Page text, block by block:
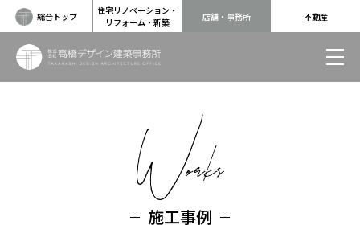
総合トップ
住宅リノベーション・
リフォーム・新築
店舗・事務所 不動産
施工事例